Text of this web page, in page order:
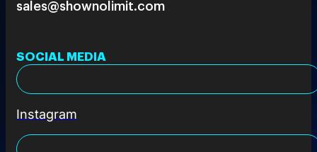
sales@shownolimit.com
SOCIAL MEDIA
Instagram